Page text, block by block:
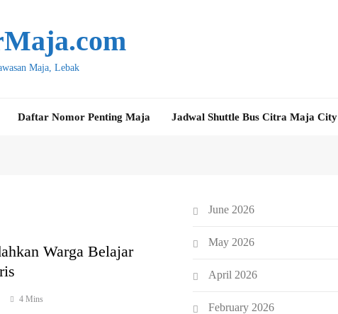
Maja, Lebak
Daftar Nomor Penting Maja Jadwal Shuttle Bus Citra Maja City
Warga Belajar
4 Mins
June 2026
May 2026
April 2026
February 2026